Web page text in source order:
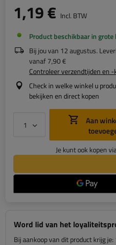
1,19 € Incl. BTW
Product beschikbaar in grote
Bij jou van 12 augustus.
vanaf7,90 €
Controleer verzendtijden en
Check in welke winkel u
bekijken en direct kopen
Je kunt ook kopen
Word lid van het
Bij aankoop van dit product krijg je: